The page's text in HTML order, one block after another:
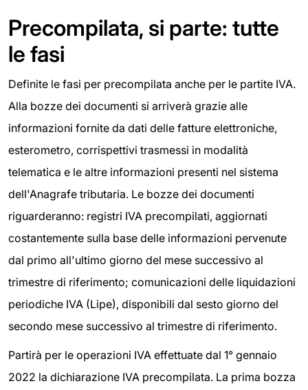
Precompilata, si parte: tutte
le fasi
Definite le fasi per precompilata anche per le partite IVA.
Alla bozze dei documenti si arriverà grazie alle
informazioni fornite da dati delle fatture elettroniche,
esterometro, corrispettivi trasmessi in modalità
telematica e le altre informazioni presenti nel sistema
dell'Anagrafe tributaria. Le bozze dei documenti
riguarderanno: registri IVA precompilati, aggiornati
costantemente sulla base delle informazioni pervenute
dal primo all'ultimo giorno del mese successivo al
trimestre di riferimento; comunicazioni delle liquidazioni
periodiche IVA (Lipe), disponibili dal sesto giorno del
secondo mese successivo al trimestre di riferimento.
Partirà per le operazioni IVA effettuate dal 1° gennaio
2022 la dichiarazione IVA precompilata. La prima bozza